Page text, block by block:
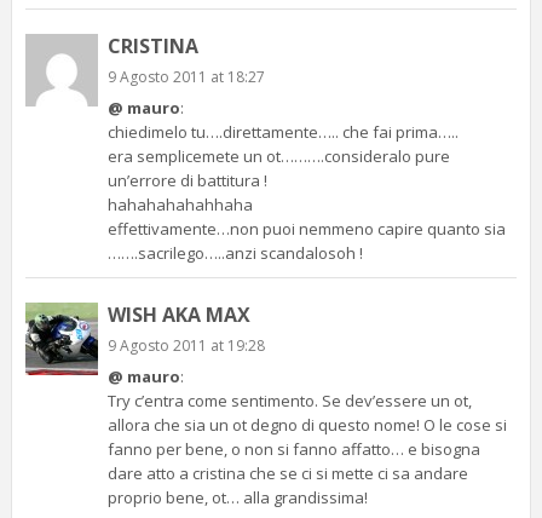
CRISTINA
9 Agosto 2011 at 18:27
@ mauro:
chiedimelo tu….direttamente….. che fai prima…..
era semplicemete un ot……….consideralo pure
un’errore di battitura !
hahahahahahhaha
effettivamente…non puoi nemmeno capire quanto sia
…….sacrilego…..anzi scandalosoh !
WISH AKA MAX
9 Agosto 2011 at 19:28
@ mauro:
Try c’entra come sentimento. Se dev’essere un ot,
allora che sia un ot degno di questo nome! O le cose si
fanno per bene, o non si fanno affatto… e bisogna
dare atto a cristina che se ci si mette ci sa andare
proprio bene, ot… alla grandissima!